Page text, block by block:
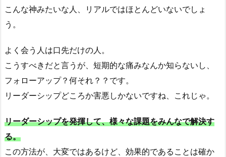
こんな神みたいな人、リアルではほとんどいないでしょ
う。
よく会う人は口先だけの人。
こうすべきだと言うが、短期的な痛みなんか知らないし、
フォローアップ？何それ？？です。
リーダーシップどころか害悪しかないですね、これじゃ。
リーダーシップを発揮して、様々な課題をみんなで解決す
る。
この方法が、大変ではあるけど、効果的であることは確か